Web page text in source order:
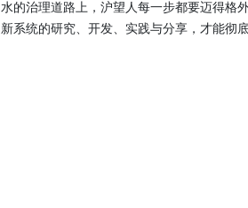
水的治理道路上，沪望人每一步都要迈得格
新系统的研究、开发、实践与分享，才能彻